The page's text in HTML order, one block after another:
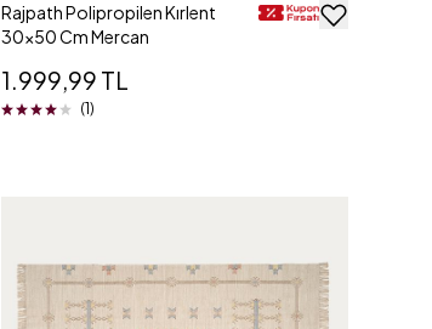
Rajpath Polipropilen Kırlent
30x50 Cm Mercan
1.999,99 TL
(1)